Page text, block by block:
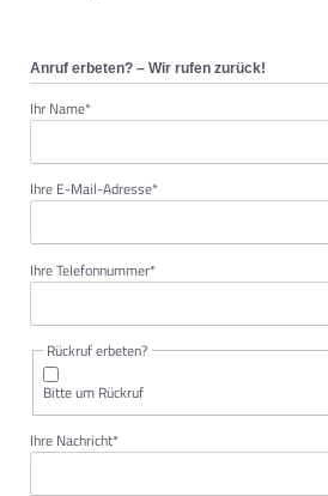
Anruf erbeten? – Wir rufen zurück!
Pflichtfeld
Ihr Name*
Pflichtfeld
Ihre E-Mail-Adresse*
Pflichtfeld
Ihre Telefonnummer*
Rückruf erbeten?
Bitte um Rückruf
Pflichtfeld
Ihre Nachricht*